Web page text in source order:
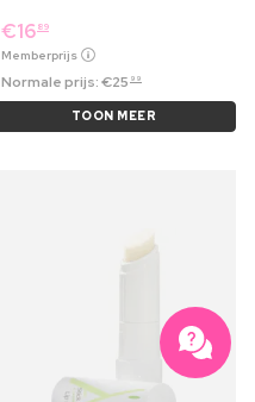
€16 89
Memberprijs
Normale prijs:€25 99
TOON MEER